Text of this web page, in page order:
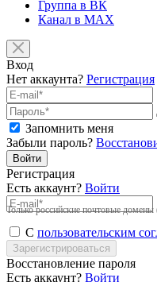
Группа в ВК
Канал в MAX
Вход
Нет аккаунта? Регистрация
Запомнить меня
Забыли пароль?
Войти
Регистрация
Есть аккаунт? Войти
Только российские почтовые
С пользовательским
Зарегистрироваться
Восстановление пароля
Есть аккаунт? Войти